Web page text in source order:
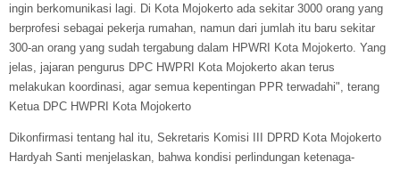
ingin berkomunikasi lagi. Di Kota Mojokerto ada sekitar 3000 orang yang
berprofesi sebagai pekerja rumahan, namun dari jumlah itu baru sekitar
300-an orang yang sudah tergabung dalam HPWRI Kota Mojokerto. Yang
jelas, jajaran pengurus DPC HWPRI Kota Mojokerto akan terus
melakukan koordinasi, agar semua kepentingan PPR terwadahi", terang
Ketua DPC HWPRI Kota Mojokerto
Dikonfirmasi tentang hal itu, Sekretaris Komisi III DPRD Kota Mojokerto
Hardyah Santi menjelaskan, bahwa kondisi perlindungan ketenaga-